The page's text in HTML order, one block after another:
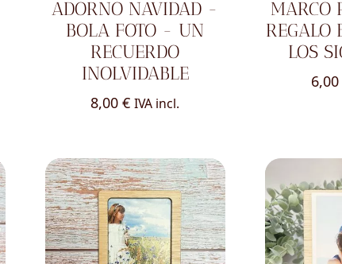
ADORNO NAVIDAD -
BOLA FOTO - UN
RECUERDO
INOLVIDABLE
8,00€ IVA incl.
MARCO
REGALO
LOS
6,00